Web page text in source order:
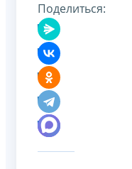
Поделиться: